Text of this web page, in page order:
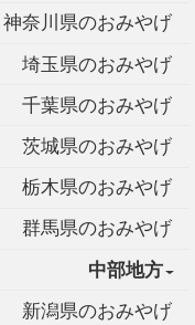
神奈川県のおみやげ
埼玉県のおみやげ
千葉県のおみやげ
茨城県のおみやげ
栃木県のおみやげ
群馬県のおみやげ
中部地方
新潟県のおみやげ